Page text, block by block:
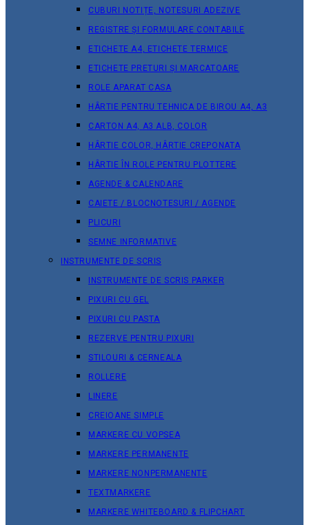
CUBURI NOTIȚE, NOTESURI ADEZIVE
REGISTRE ȘI FORMULARE CONTABILE
ETICHETE A4, ETICHETE TERMICE
ETICHETE PRETURI ȘI MARCATOARE
ROLE APARAT CASA
HÂRTIE PENTRU TEHNICA DE BIROU A4, A3
CARTON A4, A3 ALB, COLOR
HÂRTIE COLOR, HÂRTIE CREPONATA
HÂRTIE ÎN ROLE PENTRU PLOTTERE
AGENDE & CALENDARE
CAIETE / BLOCNOTESURI / AGENDE
PLICURI
SEMNE INFORMATIVE
INSTRUMENTE DE SCRIS
INSTRUMENTE DE SCRIS PARKER
PIXURI CU GEL
PIXURI CU PASTA
REZERVE PENTRU PIXURI
STILOURI & СERNEALA
ROLLERE
LINERE
CREIOANE SIMPLE
MARKERE CU VOPSEA
MARKERE PERMANENTE
MARKERE NONPERMANENTE
TEXTMARKERE
MARKERE WHITEBOARD & FLIPCHART